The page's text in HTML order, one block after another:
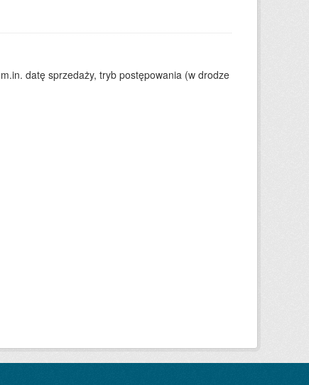
datę sprzedaży, tryb postępowania (w drodze